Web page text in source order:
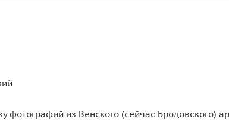
из Венского (сейчас Бродовского)